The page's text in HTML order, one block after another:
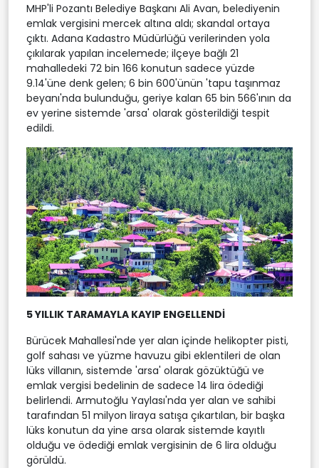
MHP'li Pozantı Belediye Başkanı Ali Avan, belediyenin
emlak vergisini mercek altına aldı; skandal ortaya
çıktı. Adana Kadastro Müdürlüğü verilerinden yola
çıkılarak yapılan incelemede; ilçeye bağlı 21
mahalledeki 72 bin 166 konutun sadece yüzde
9.14'üne denk gelen; 6 bin 600'ünün 'tapu taşınmaz
beyanı'nda bulunduğu, geriye kalan 65 bin 566'ının da
ev yerine sistemde 'arsa' olarak gösterildiği tespit
edildi.
5 YILLIK TARAMAYLA KAYIP ENGELLENDİ
Bürücek Mahallesi'nde yer alan içinde helikopter pisti,
golf sahası ve yüzme havuzu gibi eklentileri de olan
lüks villanın, sistemde 'arsa' olarak gözüktüğü ve
emlak vergisi bedelinin de sadece 14 lira ödediği
belirlendi. Armutoğlu Yaylası'nda yer alan ve sahibi
tarafından 51 milyon liraya satışa çıkartılan, bir başka
lüks konutun da yine arsa olarak sistemde kayıtlı
olduğu ve ödediği emlak vergisinin de 6 lira olduğu
görüldü.